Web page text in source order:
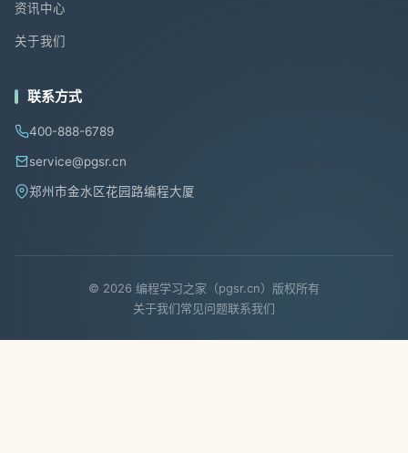
资讯中心
关于我们
联系方式
400-888-6789
service@pgsr.cn
郑州市金水区花园路编程大厦
© 2026 编程学习之家（pgsr.cn）版权所有
关于我们常见问题联系我们